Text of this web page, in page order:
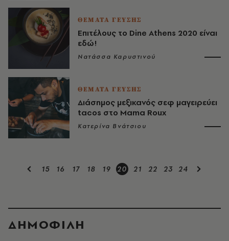
ΘΕΜΑΤΑ ΓΕΥΣΗΣ
Επιτέλους το Dine Athens 2020 είναι
εδώ!
Νατάσσα Καρυστινού
ΘΕΜΑΤΑ ΓΕΥΣΗΣ
Διάσημος μεξικανός σεφ μαγειρεύει
tacos στο Mama Roux
Κατερίνα Βνάτσιου
15 16 17 18 19 20 21 22 23 24
ΔΗΜΟΦΙΛΗ